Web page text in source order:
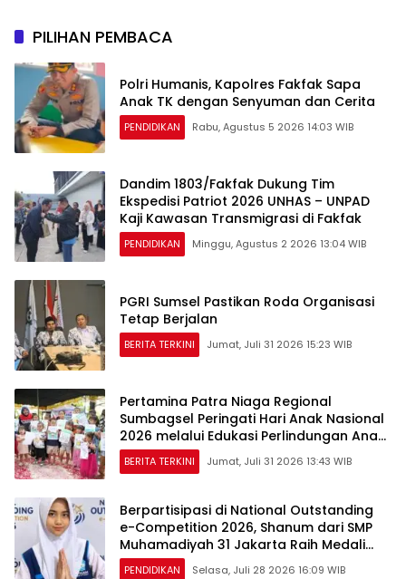
PILIHAN PEMBACA
Polri Humanis, Kapolres Fakfak Sapa
Anak TK dengan Senyuman dan Cerita
PENDIDIKAN Rabu, Agustus 5 2026 14:03 WIB
Dandim 1803/Fakfak Dukung Tim
Ekspedisi Patriot 2026 UNHAS – UNPAD
Kaji Kawasan Transmigrasi di Fakfak
PENDIDIKAN Minggu, Agustus 2 2026 13:04 WIB
PGRI Sumsel Pastikan Roda Organisasi
Tetap Berjalan
BERITA TERKINI Jumat, Juli 31 2026 15:23 WIB
Pertamina Patra Niaga Regional
Sumbagsel Peringati Hari Anak Nasional
2026 melalui Edukasi Perlindungan Anak
dan Penguatan Posyandu
BERITA TERKINI Jumat, Juli 31 2026 13:43 WIB
Berpartisipasi di National Outstanding
e-Competition 2026, Shanum dari SMP
Muhamadiyah 31 Jakarta Raih Medali
Emas dan Perak
PENDIDIKAN Selasa, Juli 28 2026 16:09 WIB